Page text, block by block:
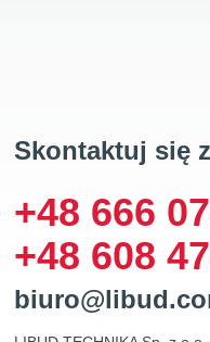
Skontaktuj się
+48 666
+48 608